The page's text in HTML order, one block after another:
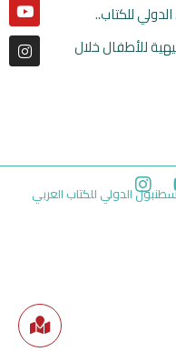
للكتاب..
للأطفال خلال